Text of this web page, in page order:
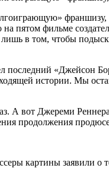
франшизу,
пятом фильме
в том, чтобы
«Джейсон
истории. Мы
А вот Джереми
продолжения
картины заявили